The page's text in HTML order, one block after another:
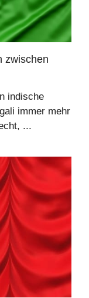
zwischen
indische
immer mehr
...